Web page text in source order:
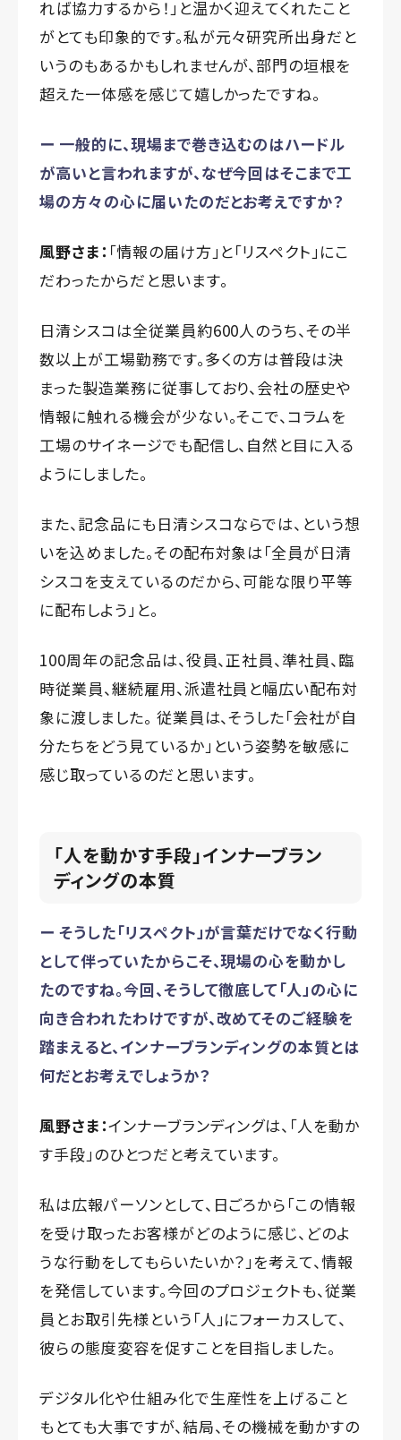
れば協力するから！」と温かく迎えてくれたこと
がとても印象的です。私が元々研究所出身だと
いうのもあるかもしれませんが、部門の垣根を
超えた一体感を感じて嬉しかったですね。
ー 一般的に、現場まで巻き込むのはハードル
が高いと言われますが、なぜ今回はそこまで工
場の方々の心に届いたのだとお考えですか？
風野さま： 「情報の届け方」と「リスペクト」にこ
だわったからだと思います。
日清シスコは全従業員約600人のうち、その半
数以上が工場勤務です。多くの方は普段は決
まった製造業務に従事しており、会社の歴史や
情報に触れる機会が少ない。そこで、コラムを
工場のサイネージでも配信し、自然と目に入る
ようにしました。
また、記念品にも日清シスコならでは、という想
いを込めました。その配布対象は「全員が日清
シスコを支えているのだから、可能な限り平等
に配布しよう」と。
100周年の記念品は、役員、正社員、準社員、臨
時従業員、継続雇用、派遣社員と幅広い配布対
象に渡しました。 従業員は、そうした「会社が自
分たちをどう見ているか」という姿勢を敏感に
感じ取っているのだと思います。
「人を動かす手段」――インナーブラン
ディングの本質
ー そうした「リスペクト」が言葉だけでなく行動
として伴っていたからこそ、現場の心を動かし
たのですね。今回、そうして徹底して「人」の心に
向き合われたわけですが、改めてそのご経験を
踏まえると、インナーブランディングの本質とは
何だとお考えでしょうか？
風野さま：インナーブランディングは、「人を動か
す手段」のひとつだと考えています。
私は広報パーソンとして、日ごろから「この情報
を受け取ったお客様がどのように感じ、どのよ
うな行動をしてもらいたいか？」を考えて、情報
を発信しています。今回のプロジェクトも、従業
員とお取引先様という「人」にフォーカスして、
彼らの態度変容を促すことを目指しました。
デジタル化や仕組み化で生産性を上げること
もとても大事ですが、結局、その機械を動かすの